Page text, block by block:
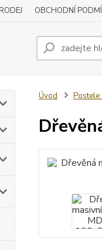
OBCHODNÍ
Úvod Postele